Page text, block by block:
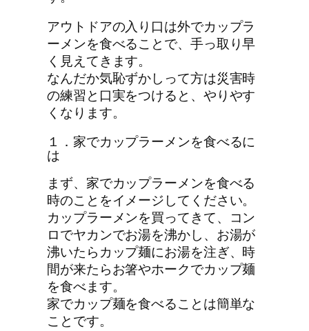
アウトドアの入り口は外でカップラ
ーメンを食べることで、手っ取り早
く見えてきます。
なんだか気恥ずかしって方は災害時
の練習と口実をつけると、やりやす
くなります。
１．家でカップラーメンを食べるに
は
まず、家でカップラーメンを食べる
時のことをイメージしてください。
カップラーメンを買ってきて、コン
ロでヤカンでお湯を沸かし、お湯が
沸いたらカップ麺にお湯を注ぎ、時
間が来たらお箸やホークでカップ麺
を食べます。
家でカップ麺を食べることは簡単な
ことです。